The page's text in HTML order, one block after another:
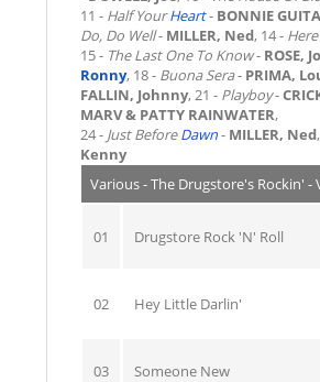
11 - Half YourHeart- BONNIE
Do, Do Well- MILLER, Ned, 14 -
15 - The Last One To Know- ROSE,
Ronny, 18 - Buona Sera- PRIMA,
FALLIN, Johnny, 21 - Playboy-
MARV & PATTY RAINWATER,
24 - Just BeforeDawn- MILLER, Ned
Kenny
Various - The Drugstore's Rockin' -
01 Drugstore Rock 'N' Roll
02 Hey Little Darlin'
03 Someone New